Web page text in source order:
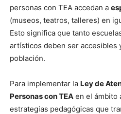
personas con TEA accedan a
(museos, teatros, talleres) en
Esto significa que tanto
artísticos deben ser accesibles
población.
Para implementar la Ley de
Personas con TEA en el ámbito
estrategias pedagógicas que